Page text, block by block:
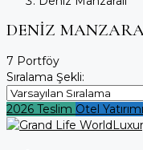
DENIZ
7 Portföy
Sıralama Şekli:
2026 Teslim Otel Yatırımı